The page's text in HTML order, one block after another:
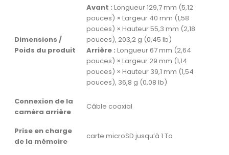
Dimensions /
Poids du produit
Avant : Longueur 129,7 mm (5,12
pouces) × Largeur 40 mm (1,58
pouces) × Hauteur 55,3 mm (2,18
pouces), 203,2 g (0,45 lb)
Arrière : Longueur 67 mm (2,64
pouces) × Largeur 29 mm (1,14
pouces) × Hauteur 39,1 mm (1,54
pouces), 36,8 g (0,08 lb)
Connexion de la
caméra arrière
Câble coaxial
Prise en charge
de la mémoire
carte microSD jusqu’à 1 To